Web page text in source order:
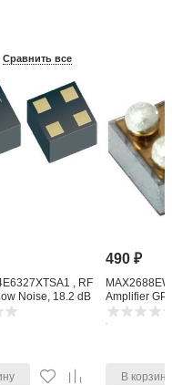
Сравнить все
, RF
Noise, 18.2 dB
4-Pin TSLP-4-11
490₽
Amplifier
Noise
В корзину